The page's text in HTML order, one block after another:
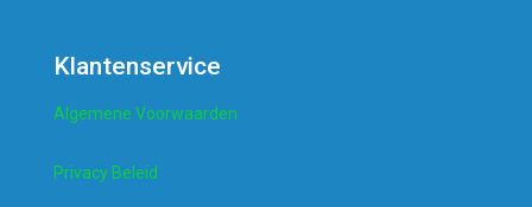
Klantenservice
Algemene Voorwaarden
Privacy Beleid